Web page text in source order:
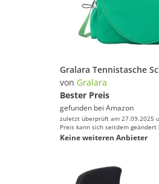
von Gralara
Bester Preis
gefunden bei Amazon
zuletzt überprüft am 27.09.2025
Preis kann sich seitdem geändert
Keine weiteren Anbieter